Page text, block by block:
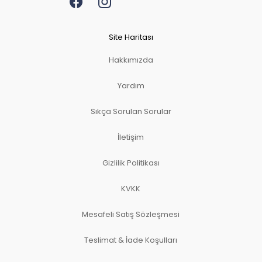
Site Haritası
Hakkımızda
Yardım
Sıkça Sorulan Sorular
İletişim
Gizlilik Politikası
KVKK
Mesafeli Satış Sözleşmesi
Teslimat & İade Koşulları